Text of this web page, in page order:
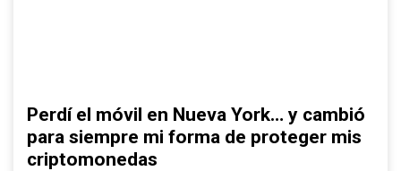
Perdí el móvil en Nueva York… y cambió
para siempre mi forma de proteger mis
criptomonedas